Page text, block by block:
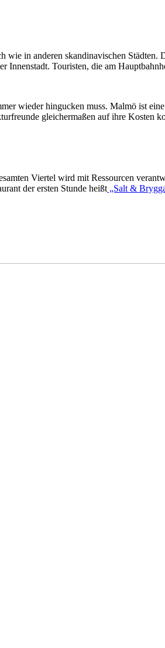
in anderen skandinavischen Städten.
Touristen, die am
wieder hingucken muss. Malmö ist
gleichermaßen auf ihre Kosten
Viertel wird mit Ressourcen
der ersten Stunde heißt „Salt &